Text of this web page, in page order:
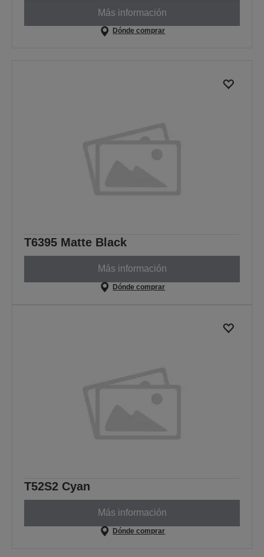
Más información
Dónde comprar
T6395 Matte Black
Más información
Dónde comprar
T52S2 Cyan
Más información
Dónde comprar